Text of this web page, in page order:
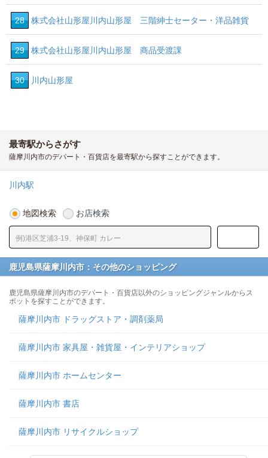
28 株式会社山形屋川内山形屋 三階紳士セーター・洋品雑貨
29 株式会社山形屋川内山形屋 商品受渡課
30 川内山形屋
最寄駅からさがす
薩摩川内市のデパート・百貨店を最寄駅から探すことができます。
川内駅
地図検索 お店検索
鹿児島県薩摩川内市：その他のショッピング
鹿児島県薩摩川内市のデパート・百貨店以外のショッピングジャンルからス
ポットを探すことができます。
薩摩川内市 ドラッグストア・調剤薬局
薩摩川内市 家具屋・雑貨屋・インテリアショップ
薩摩川内市 ホームセンター
薩摩川内市 書店
薩摩川内市 リサイクルショップ